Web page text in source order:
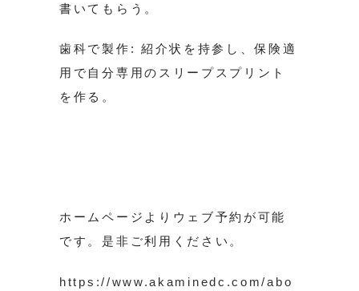
書いてもらう。
歯科で製作: 紹介状を持参し、保険適
用で自分専用のスリープスプリント
を作る。
ホームページよりウェブ予約が可能
です。是非ご利用ください。
https://www.akaminedc.com/abo